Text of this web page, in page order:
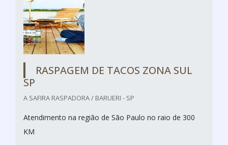
RASPAGEM DE TACOS ZONA SUL
SP
A SAFIRA RASPADORA / BARUERI - SP
Atendimento na região de São Paulo no raio de 300
KM